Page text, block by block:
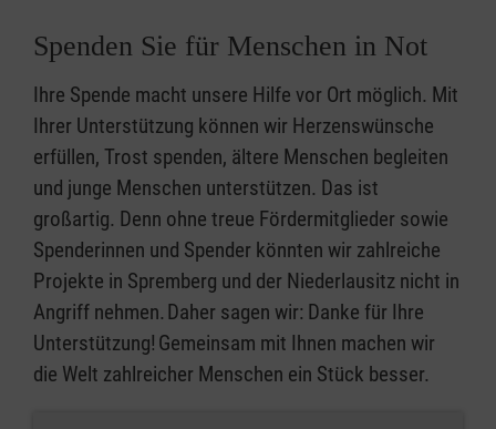
Spenden Sie für Menschen in Not
Ihre Spende macht unsere Hilfe vor Ort möglich. Mit
Ihrer Unterstützung können wir Herzenswünsche
erfüllen, Trost spenden, ältere Menschen begleiten
und junge Menschen unterstützen. Das ist
großartig. Denn ohne treue Fördermitglieder sowie
Spenderinnen und Spender könnten wir zahlreiche
Projekte in Spremberg und der Niederlausitz nicht in
Angriff nehmen. Daher sagen wir: Danke für Ihre
Unterstützung! Gemeinsam mit Ihnen machen wir
die Welt zahlreicher Menschen ein Stück besser.